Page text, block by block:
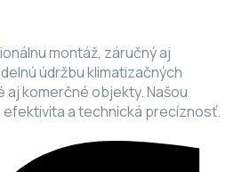
montáž, záručný aj
údržbu klimatizačných
komerčné objekty. Našou
a technická precíznosť.